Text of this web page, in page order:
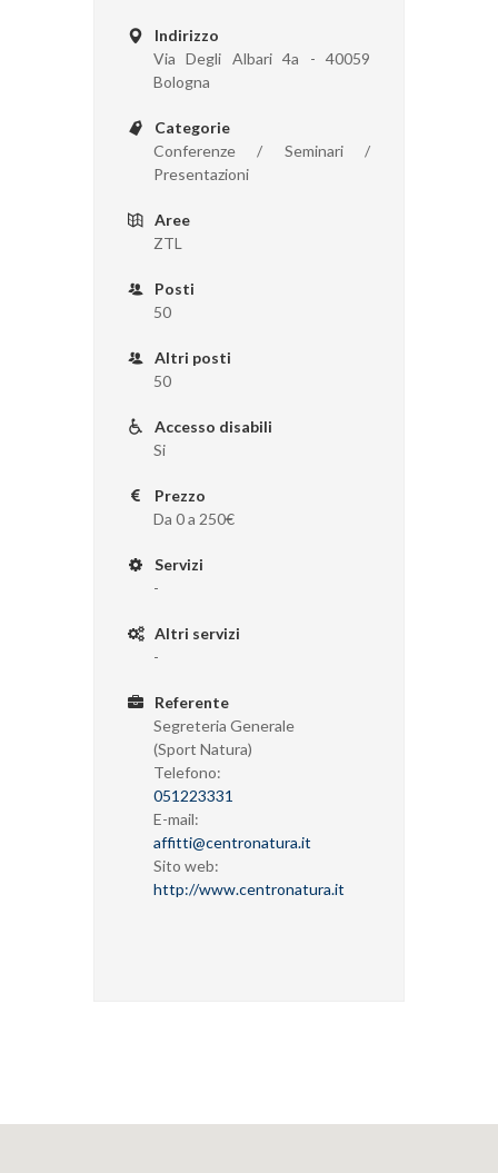
Indirizzo
Via Degli Albari 4a - 40059
Bologna
Categorie
Conferenze / Seminari /
Presentazioni
Aree
ZTL
Posti
50
Altri posti
50
Accesso disabili
Si
Prezzo
Da 0 a 250€
Servizi
-
Altri servizi
-
Referente
Segreteria Generale
(Sport Natura)
Telefono:
051223331
E-mail:
affitti@centronatura.it
Sito web:
http://www.centronatura.it